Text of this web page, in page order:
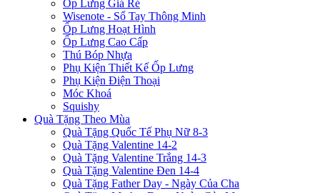
Ốp Lưng Giá Rẻ
Wisenote - Sổ Tay Thông Minh
Ốp Lưng Hoạt Hình
Ốp Lưng Cao Cấp
Thú Bóp Nhựa
Phụ Kiện Thiết Kế Ốp Lưng
Phụ Kiện Điện Thoại
Móc Khoá
Squishy
Quà Tặng Theo Mùa
Quà Tặng Quốc Tế Phụ Nữ 8-3
Quà Tặng Valentine 14-2
Quà Tặng Valentine Trắng 14-3
Quà Tặng Valentine Đen 14-4
Quà Tặng Father Day - Ngày Của Cha